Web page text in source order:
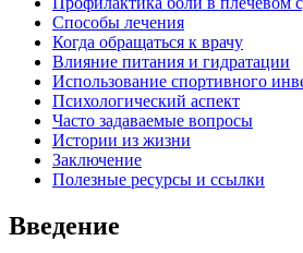
Способы лечения
Когда обращаться к врачу
Влияние питания и гидратации
Использование спортивного
Психологический аспект
Часто задаваемые вопросы
Истории из жизни
Заключение
Полезные ресурсы и ссылки
Введение